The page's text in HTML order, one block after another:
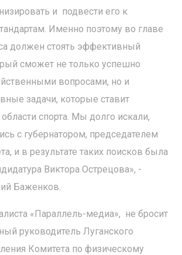
и подвести его к
Именно поэтому во главе
должен стоять эффективный
сможет не только успешно
вопросами, но и
задачи, которые ставит
спорта. Мы долго искали,
с губернатором, председателем
и в результате таких поисков была
Виктора Острецова», -
Баженков.
«Параллель-медиа», не бросит
руководитель Луганского
Комитета по физическому